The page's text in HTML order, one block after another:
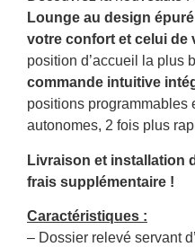
Lounge au design
votre confort et celui de
position d’accueil la plus
commande intuitive
positions programmables
autonomes, 2 fois plus
Livraison et installation
frais supplémentaire !
Caractéristiques :
– Dossier relevé servant